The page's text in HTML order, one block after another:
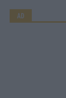
AD